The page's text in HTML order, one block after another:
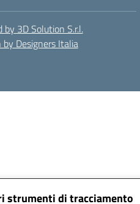
strumenti di tracciamento
3D Solution S.r.l.
Designers Italia